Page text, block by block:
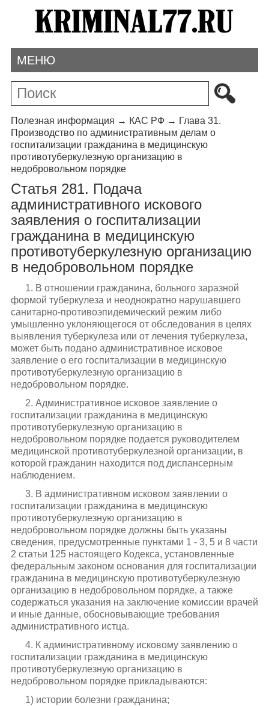
МЕНЮ
Полезная информация → КАС РФ→ Глава 31.
Производство по административным делам о
госпитализации гражданина в медицинскую
противотуберкулезную организацию в
недобровольном порядке
Статья 281. Подача
административного искового
заявления о госпитализации
гражданина в медицинскую
противотуберкулезную организацию
в недобровольном порядке
1. В отношении гражданина, больного заразной
формой туберкулеза и неоднократно нарушавшего
санитарно-противоэпидемический режим либо
умышленно уклоняющегося от обследования в целях
выявления туберкулеза или от лечения туберкулеза,
может быть подано административное исковое
заявление о его госпитализации в медицинскую
противотуберкулезную организацию в
недобровольном порядке.
2. Административное исковое заявление о
госпитализации гражданина в медицинскую
противотуберкулезную организацию в
недобровольном порядке подается руководителем
медицинской противотуберкулезной организации, в
которой гражданин находится под диспансерным
наблюдением.
3. В административном исковом заявлении о
госпитализации гражданина в медицинскую
противотуберкулезную организацию в
недобровольном порядке должны быть указаны
сведения, предусмотренные пунктами 1 - 3, 5 и 8 части
2 статьи 125 настоящего Кодекса, установленные
федеральным законом основания для госпитализации
гражданина в медицинскую противотуберкулезную
организацию в недобровольном порядке, а также
содержаться указания на заключение комиссии врачей
и иные данные, обосновывающие требования
административного истца.
4. К административному исковому заявлению о
госпитализации гражданина в медицинскую
противотуберкулезную организацию в
недобровольном порядке прикладываются:
1) истории болезни гражданина;